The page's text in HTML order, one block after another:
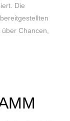
Die
Chancen,